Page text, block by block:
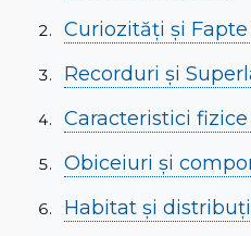
Curiozități și
Recorduri și
Caracteristici
Obiceiuri și
Habitat și